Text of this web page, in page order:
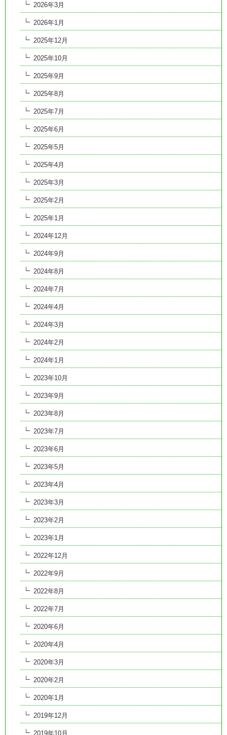
2026年3月
2026年1月
2025年12月
2025年10月
2025年9月
2025年8月
2025年7月
2025年6月
2025年5月
2025年4月
2025年3月
2025年2月
2025年1月
2024年12月
2024年9月
2024年8月
2024年7月
2024年4月
2024年3月
2024年2月
2024年1月
2023年10月
2023年9月
2023年8月
2023年7月
2023年6月
2023年5月
2023年4月
2023年3月
2023年2月
2023年1月
2022年12月
2022年9月
2022年8月
2022年7月
2020年6月
2020年4月
2020年3月
2020年2月
2020年1月
2019年12月
2019年10月